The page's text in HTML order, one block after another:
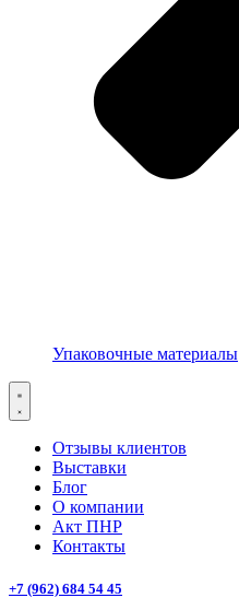
Упаковочные материалы
Отзывы клиентов
Выставки
Блог
О компании
Акт ПНР
Контакты
+7 (962) 684 54 45